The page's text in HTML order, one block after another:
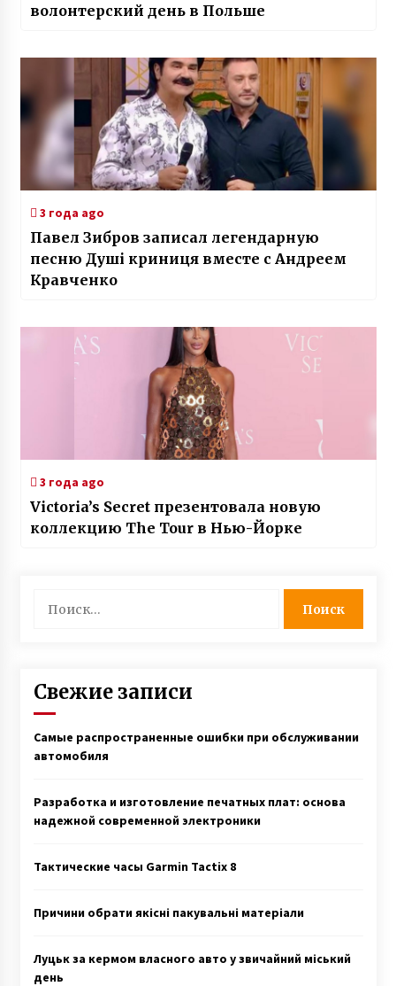
волонтерский день в Польше
3 года ago
Павел Зибров записал легендарную
песню Душі криниця вместе с Андреем
Кравченко
3 года ago
Victoria’s Secret презентовала новую
коллекцию The Tour в Нью-Йорке
Свежие записи
Самые распространенные ошибки при обслуживании
автомобиля
Разработка и изготовление печатных плат: основа
надежной современной электроники
Тактические часы Garmin Tactix 8
Причини обрати якісні пакувальні матеріали
Луцьк за кермом власного авто у звичайний міський
день